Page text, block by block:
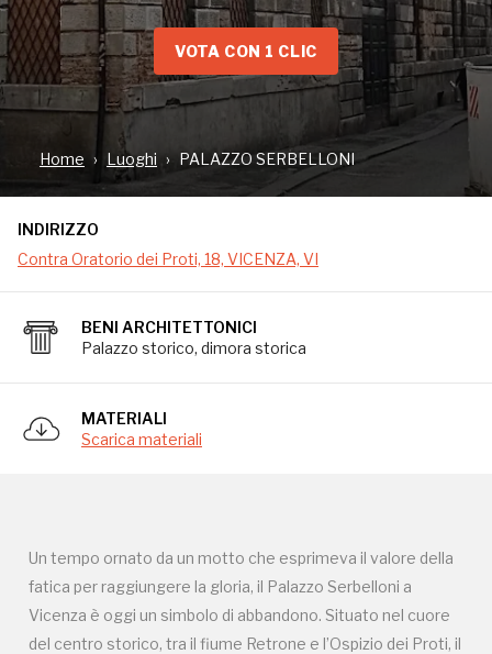
VOTA CON 1 CLIC
Home Luoghi PALAZZO SERBELLONI
INDIRIZZO
Contra Oratorio dei Proti, 18, VICENZA, VI
BENI ARCHITETTONICI
Palazzo storico, dimora storica
MATERIALI
Scarica materiali
Un tempo ornato da un motto che esprimeva il valore della
fatica per raggiungere la gloria, il Palazzo Serbelloni a
Vicenza è oggi un simbolo di abbandono. Situato nel cuore
del centro storico, tra il fiume Retrone e l’Ospizio dei Proti, il
INDIRIZZO
Contra Oratorio dei Proti, 18, VICENZA, VI
LUOGO ACCESSIBILE
Un tempo ornato da un motto che esprimeva il valore della
fatica per raggiungere la gloria, il Palazzo Serbelloni a
Vicenza è oggi un simbolo di abbandono. Situato nel cuore
del centro storico, tra il fiume Retrone e l’Ospizio dei Proti, il
palazzo è rimasto in uno stato di deterioramento che dura
Antonio Sale, dopo trattative in atto fin dal 1693, acquista
l’edificio al quale vengono apportati molti miglioramenti,
eccetto la facciata. Questa fu definita entro il 1711, quando
Giandomenico Dall’Acqua la riporta, insieme alla pianta del